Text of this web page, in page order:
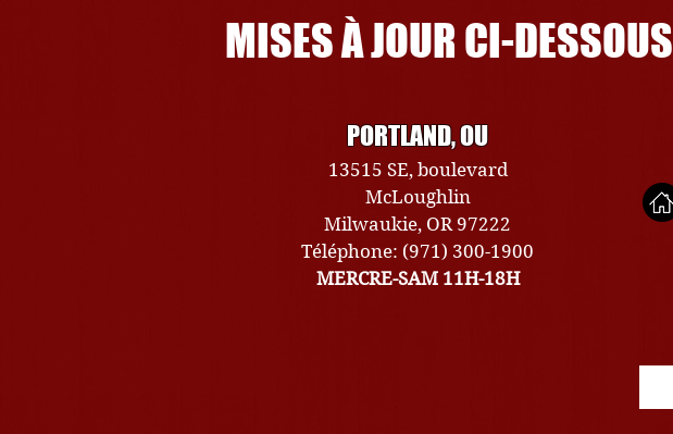
MISES À JOUR CI-DESSOUS
PORTLAND, OU
13515 SE, boulevard
McLoughlin
Milwaukie, OR 97222
Téléphone: (971) 300-1900
MERCRE-SAM 11H-18H